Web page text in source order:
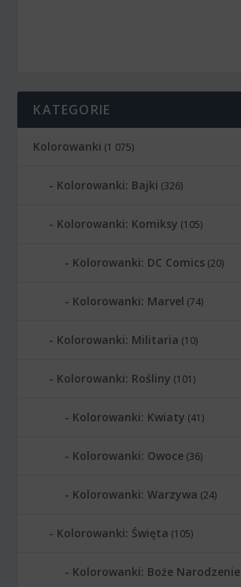
KATEGORIE
Kolorowanki (1 075)
Kolorowanki: Bajki (326)
Kolorowanki: Komiksy (105)
Kolorowanki: DC Comics (20)
Kolorowanki: Marvel (74)
Kolorowanki: Militaria (10)
Kolorowanki: Rośliny (101)
Kolorowanki: Kwiaty (41)
Kolorowanki: Owoce (36)
Kolorowanki: Warzywa (24)
Kolorowanki: Święta (105)
Kolorowanki: Boże Narodzenie